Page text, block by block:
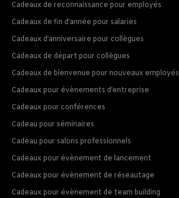
Cadeaux de reconnaissance pour employés
Cadeaux de fin d’année pour salaries
Cadeaux d’anniversaire pour collègues
Cadeaux de départ pour collègues
Cadeaux de bienvenue pour nouveaux employés
Cadeaux pour évènements d’entreprise
Cadeaux pour conférences
Cadeau pour séminaires
Cadeau pour salons professionnels
Cadeaux pour évènement de lancement
Cadeaux pour évènement de réseautage
Cadeaux pour évènement de team building